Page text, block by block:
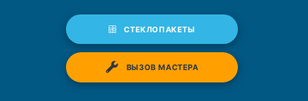
СТЕКЛОПАКЕТЫ
ВЫЗОВ МАСТЕРА